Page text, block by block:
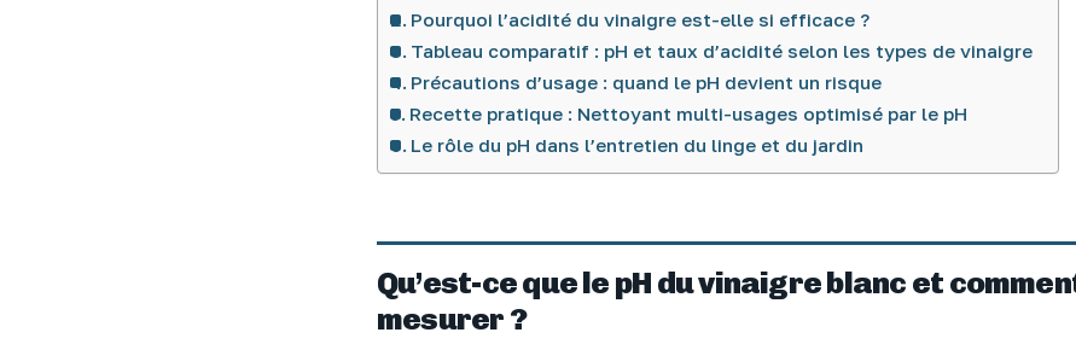
Pourquoi l’acidité du vinaigre est-elle si efficace ?
Tableau comparatif : pH et taux d’acidité selon les types de vinaigre
Précautions d’usage : quand le pH devient un risque
Recette pratique : Nettoyant multi-usages optimisé par le pH
Le rôle du pH dans l’entretien du linge et du jardin
Qu’est-ce que le pH du vinaigre blanc et
mesurer ?